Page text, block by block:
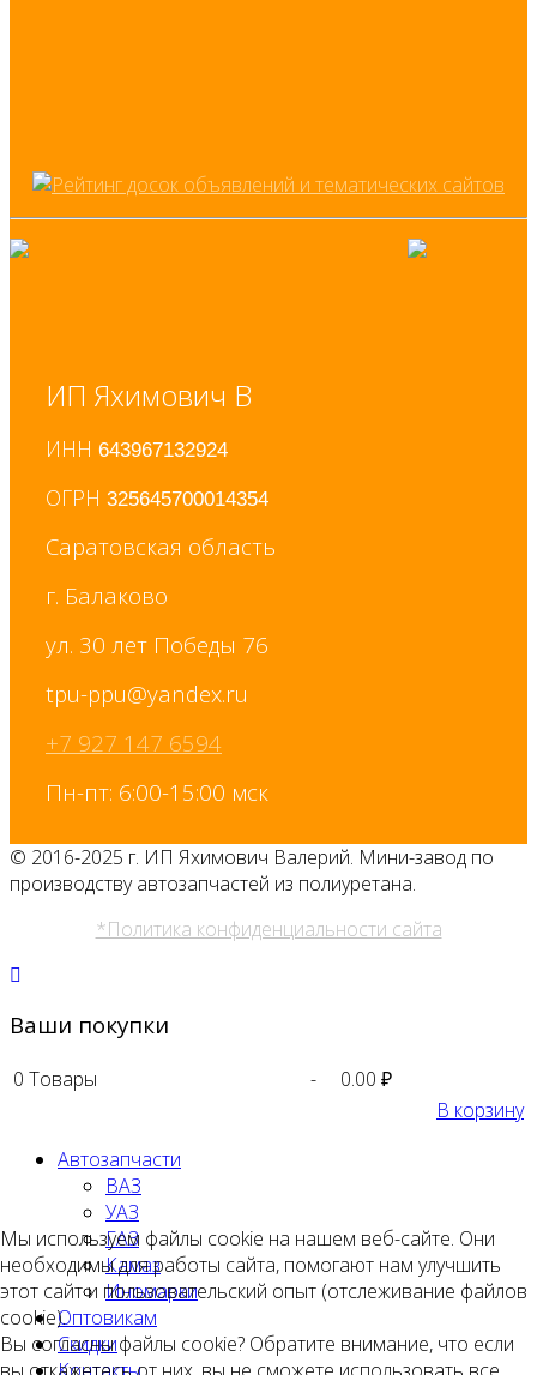
ИП Яхимович В
ИНН 643967132924
ОГРН 325645700014354
Саратовская область
г. Балаково
ул. 30 лет Победы 76
+7 927 147 6594
Пн-пт: 6:00-15:00 мск
© 2016-2025 г. ИП Яхимович Валерий. Мини-завод по
производству автозапчастей из полиуретана.
*Политика конфиденциальности сайта
Ваши покупки
0 Товары -
0.00 ₽
В корзину
Автозапчасти
ВАЗ
УАЗ
ГАЗ
Камаз
Иномарки
Оптовикам
Скидки
Мы используем файлы cookie на нашем веб-сайте. Они
необходимы для работы сайта, помогают нам улучшить
этот сайт и пользовательский опыт (отслеживание файлов
cookie).
Вы согласны файлы cookie? Обратите внимание, что если